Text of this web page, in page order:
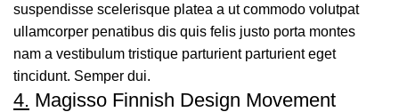
suspendisse scelerisque platea a ut commodo volutpat
ullamcorper penatibus dis quis felis justo porta montes
nam a vestibulum tristique parturient parturient eget
tincidunt. Semper dui.
4. Magisso Finnish Design Movement